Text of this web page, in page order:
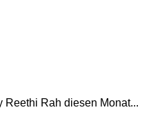
Reethi Rah diesen Monat...